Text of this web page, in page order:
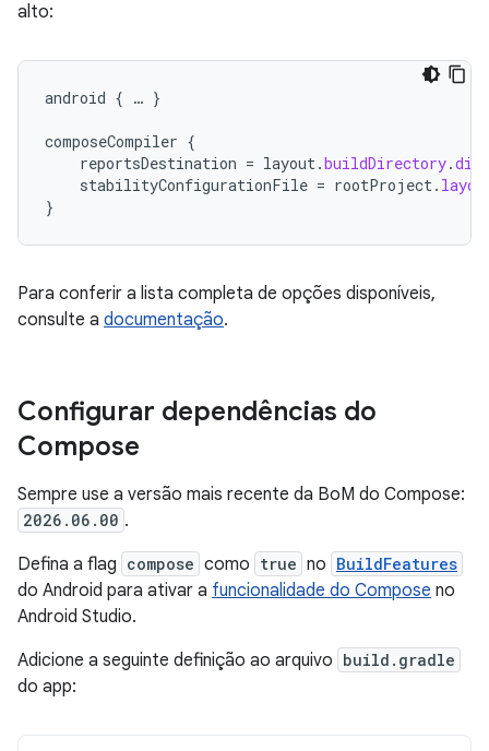
alto:
android { … }
composeCompiler {
reportsDestination = layout.buildDirectory.dir
stabilityConfigurationFile = rootProject.
}
Para conferir a lista completa de opções disponíveis,
consulte a documentação.
Configurar dependências do
Compose
Sempre use a versão mais recente da BoM do Compose:
2026.06.00 .
Defina a flag compose como true no BuildFeatures
do Android para ativar a funcionalidade do Compose no
Android Studio.
Adicione a seguinte definição ao arquivo build.gradle
do app: